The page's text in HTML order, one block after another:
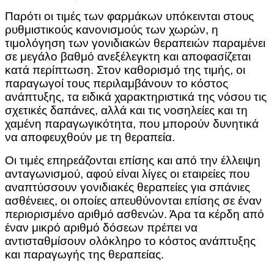
Παρότι οι τιμές των φαρμάκων υπόκεινται στους
ρυθμιστικούς κανονισμούς των χωρών, η
τιμολόγηση των γονιδιακών θεραπειών παραμένει
σε μεγάλο βαθμό ανεξέλεγκτη και αποφασίζεται
κατά περίπτωση. Στον καθορισμό της τιμής, οι
παραγωγοί τους περιλαμβάνουν το κόστος
ανάπτυξης, τα ειδικά χαρακτηριστικά της νόσου τις
σχετικές δαπάνες, αλλά και τις νοσηλείες και τη
χαμένη παραγωγικότητα, που μπορούν δυνητικά
να αποφευχθούν με τη θεραπεία.
Οι τιμές επηρεάζονται επίσης και από την έλλειψη
ανταγωνισμού, αφού είναι λίγες οι εταιρείες που
αναπτύσσουν γονιδιακές θεραπείες για σπάνιες
ασθένειες, οι οποίες απευθύνονται επίσης σε έναν
περιορισμένο αριθμό ασθενών. Άρα τα κέρδη από
έναν μικρό αριθμό δόσεων πρέπει να
αντισταθμίσουν ολόκληρο το κόστος ανάπτυξης
και παραγωγής της θεραπείας.